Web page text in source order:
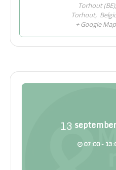
Torhout (BE),
Torhout,
+ Google
13
07:00 -